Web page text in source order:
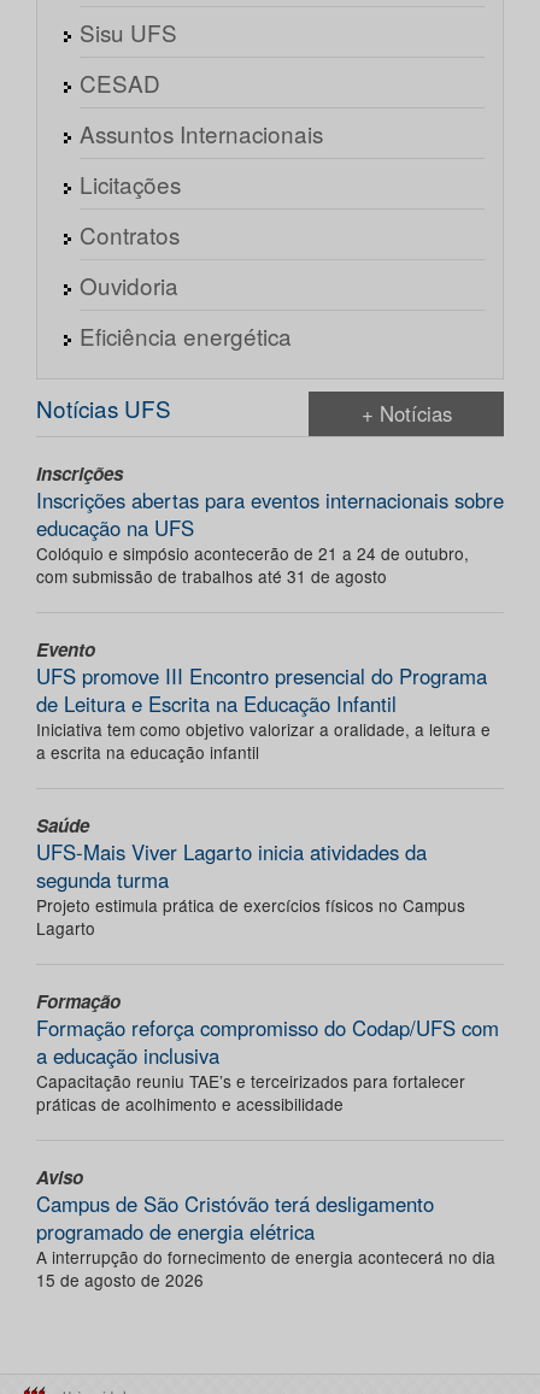
Sisu UFS
CESAD
Assuntos Internacionais
Licitações
Contratos
Ouvidoria
Eficiência energética
Notícias UFS + Notícias
Inscrições
Inscrições abertas para eventos internacionais sobre
educação na UFS
Colóquio e simpósio acontecerão de 21 a 24 de outubro,
com submissão de trabalhos até 31 de agosto
Evento
UFS promove III Encontro presencial do Programa
de Leitura e Escrita na Educação Infantil
Iniciativa tem como objetivo valorizar a oralidade, a leitura e
a escrita na educação infantil
Saúde
UFS-Mais Viver Lagarto inicia atividades da
segunda turma
Projeto estimula prática de exercícios físicos no Campus
Lagarto
Formação
Formação reforça compromisso do Codap/UFS com
a educação inclusiva
Capacitação reuniu TAE’s e terceirizados para fortalecer
práticas de acolhimento e acessibilidade
Aviso
Campus de São Cristóvão terá desligamento
programado de energia elétrica
A interrupção do fornecimento de energia acontecerá no dia
15 de agosto de 2026